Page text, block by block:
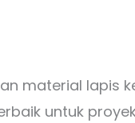
material lapis
untuk